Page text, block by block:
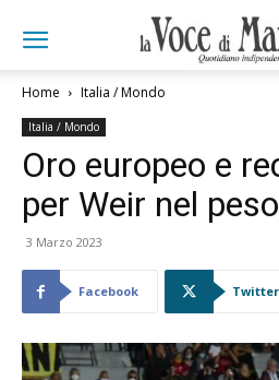
Home Italia / Mondo
Italia / Mondo
Oro europeo e
per Weir nel peso
3 Marzo 2023
Facebook Twitter